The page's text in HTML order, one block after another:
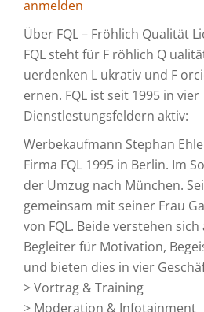
anmelden
Über FQL – Fröhlich Qualität
FQL steht für F röhlich Q
uerdenken L ukrativ und F
ernen. FQL ist seit 1995 in vier
Dienstlestungsfeldern aktiv:
Werbekaufmann Stephan
Firma FQL 1995 in Berlin. Im
der Umzug nach München.
gemeinsam mit seiner Frau
von FQL. Beide verstehen
Begleiter für Motivation,
und bieten dies in vier
> Vortrag & Training
> Moderation & Infotainment